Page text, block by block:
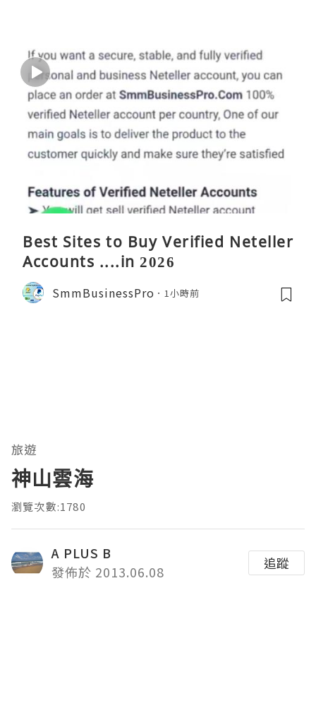
Best Sites to Buy Verified Neteller
Accounts ....in 2026
SmmBusinessPro 1小時前
旅遊
神山雲海
瀏覽次數:1780
A PLUS B
發佈於 2013.06.08
追蹤